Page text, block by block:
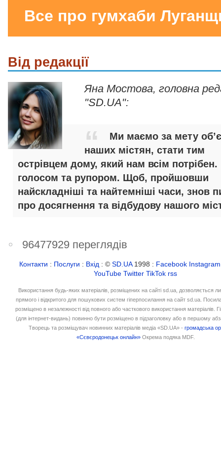
Все про гумхаби
Від редакції
Яна Мостова, головна
"SD.UA":
Ми маємо за мету
наших містян, стати тим
острівцем дому, який нам всім потрібен.
голосом та рупором. Щоб, пройшовши
найскладніші та найтемніші часи, знов
про досягнення та відбудову нашого
96477929 переглядів
Контакти : Послуги : Вхід : ©SD.UA1998 : Facebook Instagram
YouTube Twitter TikTok rss
Використання будь-яких матеріалів, розміщених на сайті sd.ua, дозволяється
прямого і відкритого для пошукових систем гіперпосилання на сайт sd.ua.
розміщено в незалежності від повного або часткового використання матеріалів.
(для інтернет-видань) повинно бути розміщено в підзаголовку або в першому
Творець та розміщувач новинних матеріалів медіа «SD.UA» -громадська
«Сєвєродонецьк онлайн» Окрема подяка MDF.